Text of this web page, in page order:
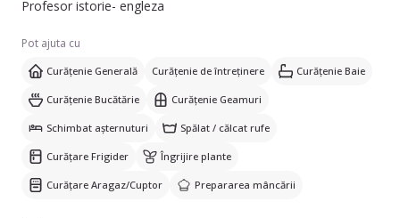
Profesor istorie- engleza
Pot ajuta cu
Curățenie Generală Curățenie de întreținere Curățenie Baie
Curățenie Bucătărie Curățenie Geamuri
Schimbat așternuturi Spălat / călcat rufe
Curățare Frigider Îngrijire plante
Curățare Aragaz/Cuptor Prepararea mâncării